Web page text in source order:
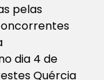
pelas
dia 4 de
Quércia